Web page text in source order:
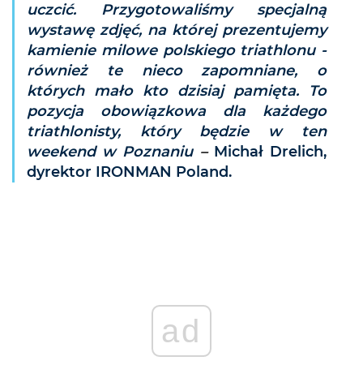
uczcić. Przygotowaliśmy specjalną
wystawę zdjęć, na której prezentujemy
kamienie milowe polskiego triathlonu -
również te nieco zapomniane, o
których mało kto dzisiaj pamięta. To
pozycja obowiązkowa dla każdego
triathlonisty, który będzie w ten
weekend w Poznaniu –Michał Drelich,
dyrektor IRONMAN Poland.
ad